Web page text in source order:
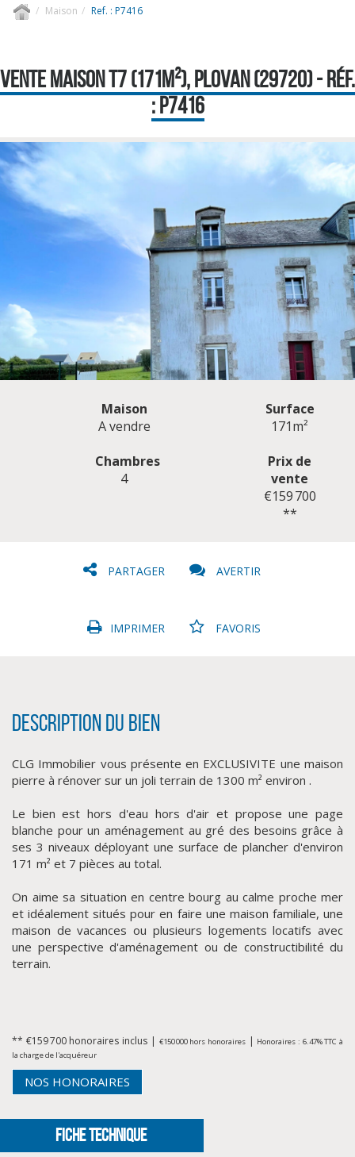
Maison Ref. : P7416
VENTE MAISON T7 (171M²), PLOVAN (29720) - RÉF.
: P7416
Maison
A vendre
Surface
171m²
Chambres
4
Prix de
vente
€159 700
**
PARTAGER AVERTIR
IMPRIMER FAVORIS
Description du bien
CLG Immobilier vous présente en EXCLUSIVITE une maison
pierre à rénover sur un joli terrain de 1300 m² environ .
Le bien est hors d'eau hors d'air et propose une page
blanche pour un aménagement au gré des besoins grâce à
ses 3 niveaux déployant une surface de plancher d'environ
171 m² et 7 pièces au total.
On aime sa situation en centre bourg au calme proche mer
et idéalement situés pour en faire une maison familiale, une
maison de vacances ou plusieurs logements locatifs avec
une perspective d'aménagement ou de constructibilité du
terrain.
** €159 700 honoraires inclus | €150 000 hors honoraires| Honoraires : 6.47% TTC à
la charge de l'acquéreur
NOS HONORAIRES
FICHE TECHNIQUE